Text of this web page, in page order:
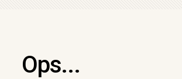
Ops...